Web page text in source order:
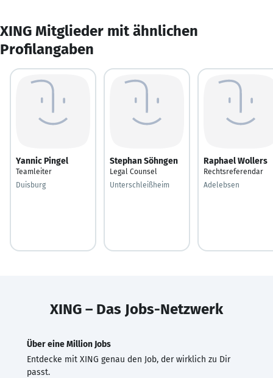
XING Mitglieder mit ähnlichen
Profilangaben
Yannic Pingel
Teamleiter
Duisburg
Stephan Söhngen
Legal Counsel
Unterschleißheim
Raphael Wollers
Rechtsreferendar
Adelebsen
XING – Das Jobs-Netzwerk
Über eine Million Jobs
Entdecke mit XING genau den Job, der wirklich zu Dir
passt.